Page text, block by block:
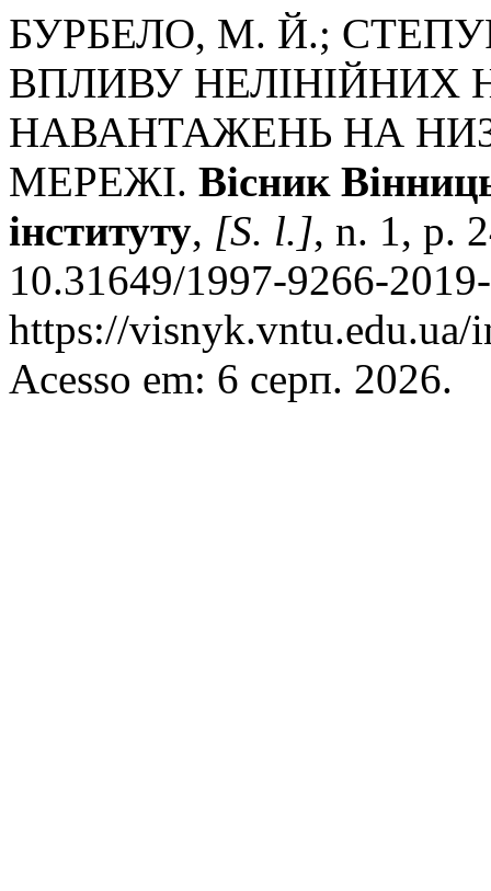
БУРБЕЛО, М. Й.;
ВПЛИВУ
НАВАНТАЖЕНЬ НА
МЕРЕЖІ. Вісник
інституту, [S. l.], n. 1, p.
10.31649/1997-9266-
https://
Acesso em: 6 серп. 2026.